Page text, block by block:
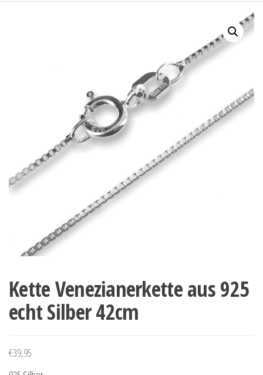
Kette Venezianerkette aus 925
echt Silber 42cm
€39,95